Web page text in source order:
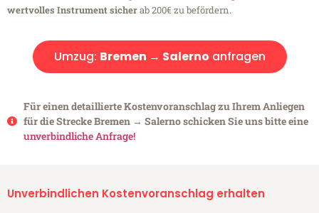
wertvolles Instrument sicherab 200€ zu befördern.
Umzug: Bremen → Salerno anfragen
Für einen detaillierte Kostenvoranschlag zu Ihrem Anliegen
für die Strecke Bremen → Salerno schicken Sie uns bitte eine
unverbindliche Anfrage!
Unverbindlichen Kostenvoranschlag erhalten